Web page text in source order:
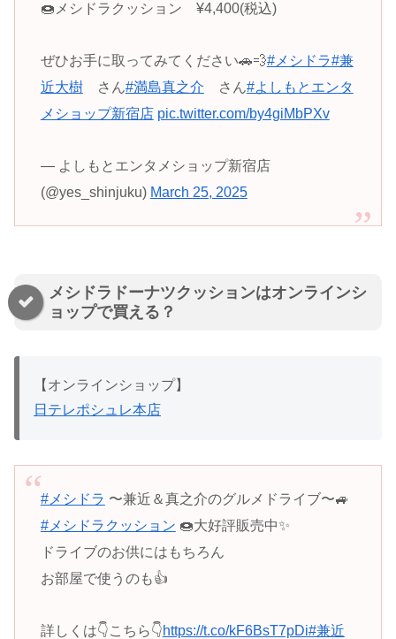
🍩メシドラクッション ¥4,400(税込)
ぜひお手に取ってみてください🚗💨#メシドラ#兼
近大樹さん#満島真之介 さん#よしもとエンタ
メショップ新宿店 pic.twitter.com/by4giMbPXv
— よしもとエンタメショップ新宿店
(@yes_shinjuku) March 25, 2025
メシドラドーナツクッションはオンラインシ
ョップで買える？
【オンラインショップ】
日テレポシュレ本店
#メシドラ 〜兼近＆真之介のグルメドライブ〜🚙
#メシドラクッション 🍩大好評販売中✨
ドライブのお供にはもちろん
お部屋で使うのも👍
詳しくは👇こちら👇https://t.co/kF6BsT7pDi#兼近